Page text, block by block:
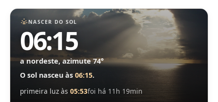
NASCER DO SOL
06:15
a nordeste, azimute 74°
O sol nasceu às06:15.
primeira luz às05:53foi há 11h 19min